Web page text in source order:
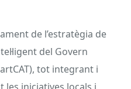
de l’estratègia de
del Govern
tot integrant i